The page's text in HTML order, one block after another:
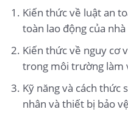
Kiến thức về luật an
toàn lao động của
Kiến thức về nguy cơ
trong môi trường làm
Kỹ năng và cách thức
nhân và thiết bị bảo